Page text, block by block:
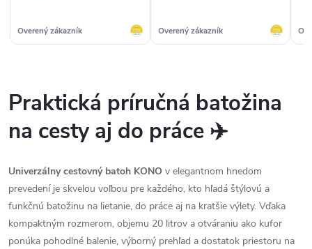
Overený zákazník Overený zákazník
Praktická príručná batožina
na cesty aj do práce ✈️
Univerzálny cestovný batoh KONO v elegantnom hnedom
prevedení je skvelou voľbou pre každého, kto hľadá štýlovú a
funkčnú batožinu na lietanie, do práce aj na kratšie výlety. Vďaka
kompaktným rozmerom, objemu 20 litrov a otváraniu ako kufor
ponúka pohodlné balenie, výborný prehľad a dostatok priestoru na